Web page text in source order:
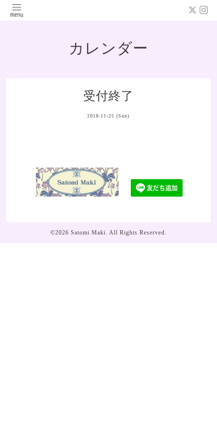
カレンダー
受付終了
2018-11-25 (Sun)
©2026 Satomi Maki. All Rights Reserved.